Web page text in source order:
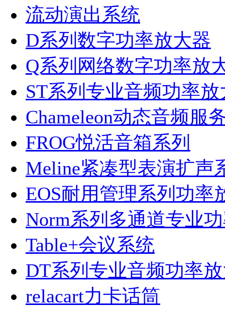
流动演出系统
D系列数字功率放大器
Q系列网络数字功率放
ST系列专业音频功率放
Chameleon动态音频服
FROG悦活音箱系列
Meline紧凑型表演扩声
EOS耐用管理系列功率
Norm系列多通道专业
Table+会议系统
DT系列专业音频功率
relacart力卡话筒